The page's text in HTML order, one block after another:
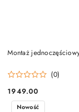
Montaż
(0)
Cena:
1949.00
Nowość